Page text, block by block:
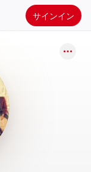
サインイン